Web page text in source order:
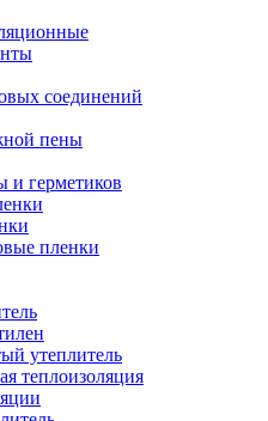
соединений
пены
и герметиков
пленки
утеплитель
теплоизоляция